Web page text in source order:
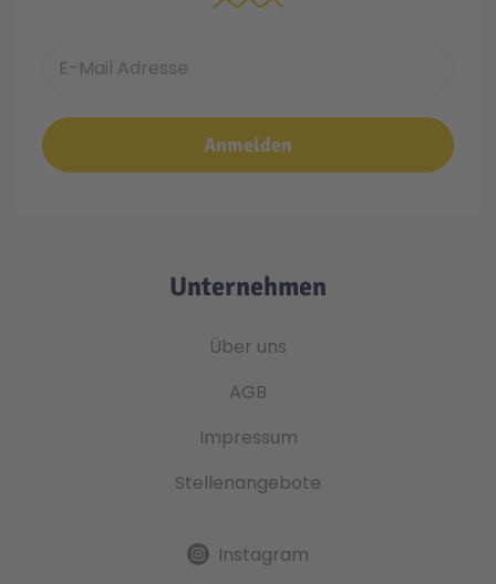
Anmelden
Unternehmen
Über uns
AGB
Impressum
Stellenangebote
Instagram